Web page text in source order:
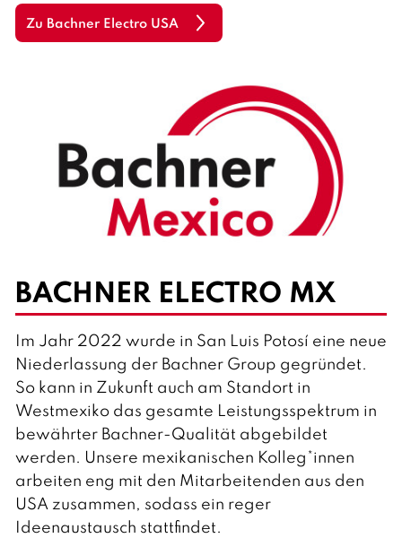
Zu Bachner Electro USA
BACHNER ELECTRO MX
Im Jahr 2022 wurde in San Luis Potosí eine neue
Niederlassung der Bachner Group gegründet.
So kann in Zukunft auch am Standort in
Westmexiko das gesamte Leistungsspektrum in
bewährter Bachner-Qualität abgebildet
werden. Unsere mexikanischen Kolleg*innen
arbeiten eng mit den Mitarbeitenden aus den
USA zusammen, sodass ein reger
Ideenaustausch stattfindet.